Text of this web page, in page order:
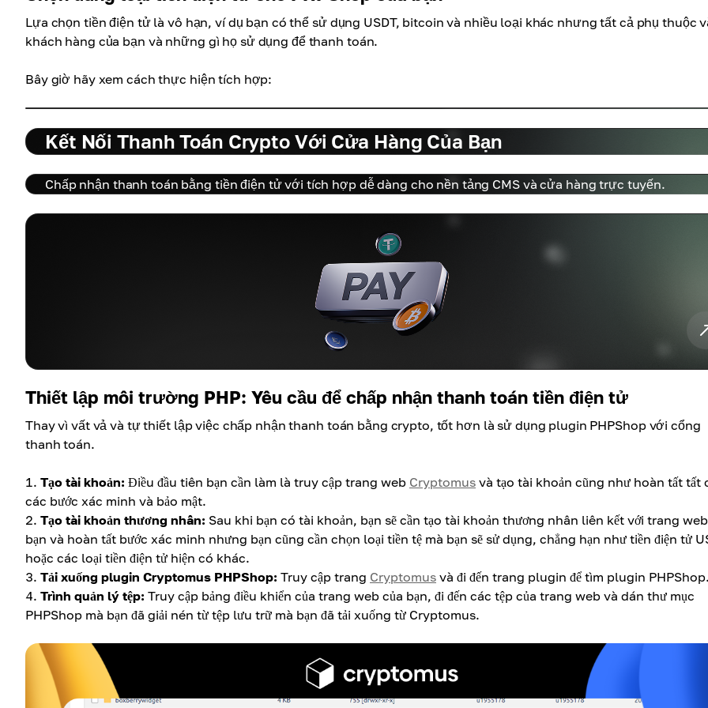
Lựa chọn tiền điện tử là vô hạn, ví dụ bạn có thể sử dụng USDT, bitcoin và nhiều loại khác nhưng tất cả phụ thuộc
khách hàng của bạn và những gì họ sử dụng để thanh toán.
Bây giờ hãy xem cách thực hiện tích hợp:
Kết Nối Thanh Toán Crypto Với Cửa Hàng Của Bạn
Chấp nhận thanh toán bằng tiền điện tử với tích hợp dễ dàng cho nền tảng CMS và cửa hàng trực tuyến.
Thiết lập môi trường PHP: Yêu cầu để chấp nhận thanh toán tiền điện tử
Thay vì vất vả và tự thiết lập việc chấp nhận thanh toán bằng crypto, tốt hơn là sử dụng plugin PHPShop với cổng
thanh toán.
Tạo tài khoản: Điều đầu tiên bạn cần làm là truy cập trang web Cryptomus và tạo tài khoản cũng như hoàn tất tất
các bước xác minh và bảo mật.
Tạo tài khoản thương nhân: Sau khi bạn có tài khoản, bạn sẽ cần tạo tài khoản thương nhân liên kết với trang
bạn và hoàn tất bước xác minh nhưng bạn cũng cần chọn loại tiền tệ mà bạn sẽ sử dụng, chẳng hạn như tiền điện tử
hoặc các loại tiền điện tử hiện có khác.
Tải xuống plugin Cryptomus PHPShop: Truy cập trang Cryptomus và đi đến trang plugin để tìm plugin
Trình quản lý tệp: Truy cập bảng điều khiển của trang web của bạn, đi đến các tệp của trang web và dán thư mục
PHPShop mà bạn đã giải nén từ tệp lưu trữ mà bạn đã tải xuống từ Cryptomus.